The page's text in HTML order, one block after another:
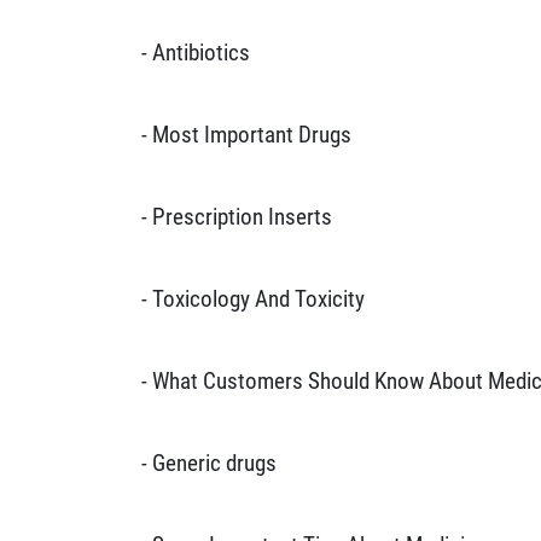
- Antibiotics
- Most Important Drugs
- Prescription Inserts
- Toxicology And Toxicity
- What Customers Should Know About
- Generic drugs